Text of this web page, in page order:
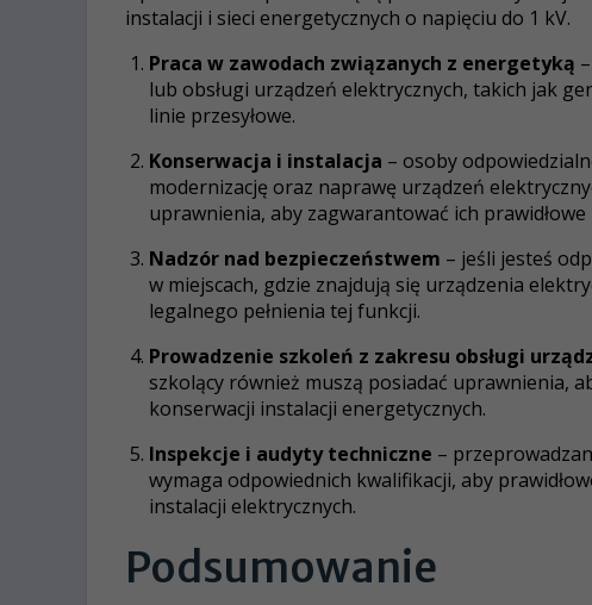
instalacji i sieci energetycznych o napięciu do 1 kV.
Praca w zawodach związanych z energetyką
lub obsługi urządzeń elektrycznych, takich jak
linie przesyłowe.
Konserwacja i instalacja – osoby
modernizację oraz naprawę urządzeń
uprawnienia, aby zagwarantować ich
Nadzór nad bezpieczeństwem – jeśli jesteś
w miejscach, gdzie znajdują się urządzenia
legalnego pełnienia tej funkcji.
Prowadzenie szkoleń z zakresu obsługi
szkolący również muszą posiadać uprawnienia,
konserwacji instalacji energetycznych.
Inspekcje i audyty techniczne –
wymaga odpowiednich kwalifikacji, aby
instalacji elektrycznych.
Podsumowanie